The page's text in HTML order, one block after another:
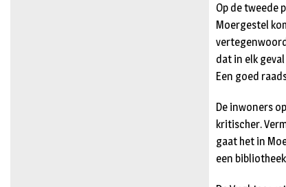
Op de tweede
Moergestel
dat in elk
Een goed
De inwoners
kritischer.
gaat het in
een